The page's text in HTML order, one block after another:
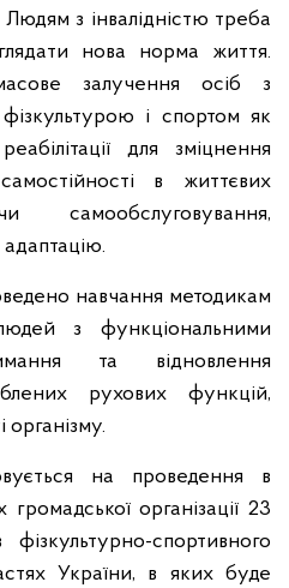
з інвалідністю треба
нова норма життя.
залучення осіб з
і спортом як
для зміцнення
в життєвих
самообслуговування,
адаптацію.
навчання методикам
людей з функціональними
та відновлення
рухових функцій,
організму.
на проведення в
організації 23
фізкультурно-спортивного
України, в яких буде